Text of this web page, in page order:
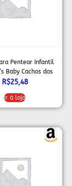
Pentear Infantil
Baby Cachos dos
200ml
R$25,48
Ir à loja